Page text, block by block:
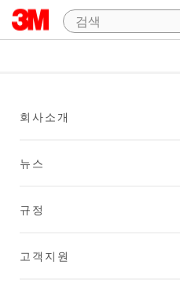
회사소개
뉴스
규정
고객지원